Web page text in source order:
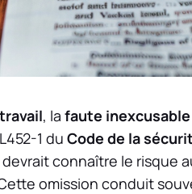
, la faute inexcusable
1 du Code de la
connaître le risque
omission conduit